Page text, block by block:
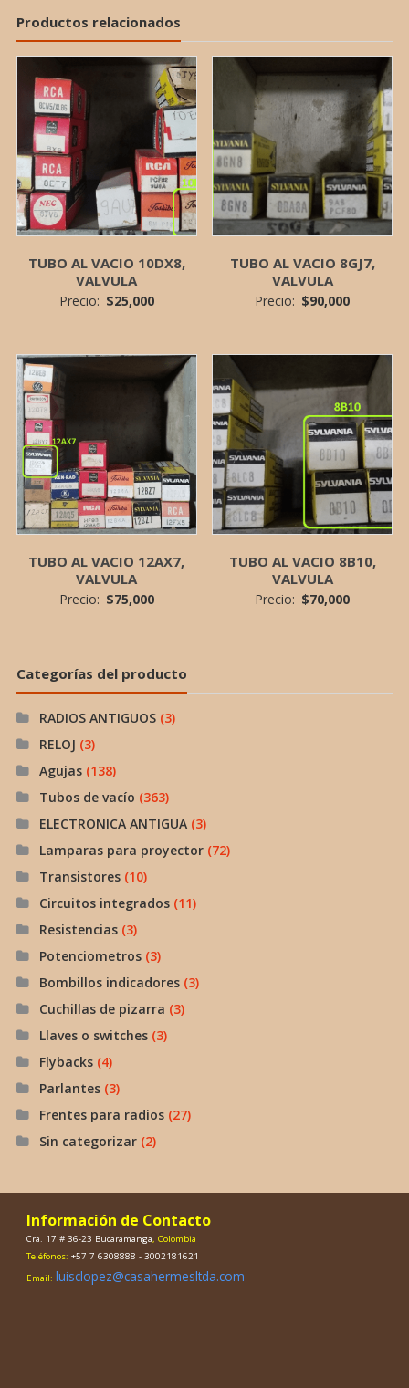
Productos relacionados
TUBO AL VACIO 10DX8,
VALVULA
Precio: $25,000
TUBO AL VACIO 8GJ7,
VALVULA
Precio: $90,000
TUBO AL VACIO 12AX7,
VALVULA
Precio: $75,000
TUBO AL VACIO 8B10,
VALVULA
Precio: $70,000
Categorías del producto
RADIOS ANTIGUOS (3)
RELOJ (3)
Agujas (138)
Tubos de vacío (363)
ELECTRONICA ANTIGUA (3)
Lamparas para proyector (72)
Transistores (10)
Circuitos integrados (11)
Resistencias (3)
Potenciometros (3)
Bombillos indicadores (3)
Cuchillas de pizarra (3)
Llaves o switches (3)
Flybacks (4)
Parlantes (3)
Frentes para radios (27)
Sin categorizar (2)
Información de Contacto
Cra. 17 # 36-23 Bucaramanga, Colombia
Teléfonos: +57 7 6308888 - 3002181621
Email: luisclopez@casahermesltda.com